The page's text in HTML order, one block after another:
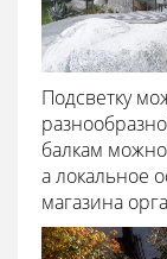
Подсветку
балкам
а локальное
магазина